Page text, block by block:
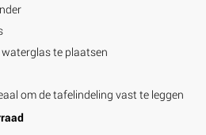
te plaatsen
om de tafelindeling vast te leggen